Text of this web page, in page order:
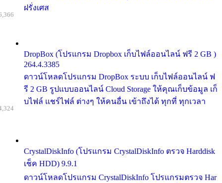
ฝรั่งเศส
DropBox (โปรแกรม Dropbox เก็บไฟล์ออนไลน์ ฟรี 2 GB )
264.4.3385
ดาวน์โหลดโปรแกรม DropBox ระบบ เก็บไฟล์ออนไลน์ ฟ
รี 2 GB รูปแบบออนไลน์ Cloud Storage ให้คุณเก็บข้อมูล เก็
บไฟล์ แชร์ไฟล์ ต่างๆ ให้คนอื่น เข้าถึงได้ ทุกที่ ทุกเวลา
CrystalDiskInfo (โปรแกรม CrystalDiskInfo ตรวจ Harddisk
เช็ค HDD) 9.9.1
ดาวน์โหลดโปรแกรม CrystalDiskInfo โปรแกรมตรวจ Har